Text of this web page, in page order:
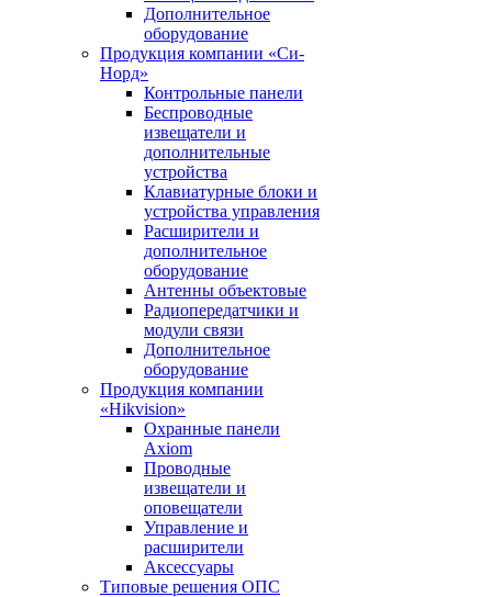
Дополнительное
оборудование
Продукция компании «Си-
Норд»
Контрольные панели
Беспроводные
извещатели и
дополнительные
устройства
Клавиатурные блоки и
устройства управления
Расширители и
дополнительное
оборудование
Антенны объектовые
Радиопередатчики и
модули связи
Дополнительное
оборудование
Продукция компании
«Hikvision»
Охранные панели
Axiom
Проводные
извещатели и
оповещатели
Управление и
расширители
Аксессуары
Типовые решения ОПС